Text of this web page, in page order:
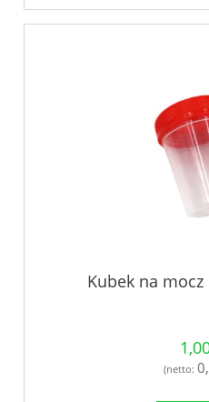
Kubek na
(netto: